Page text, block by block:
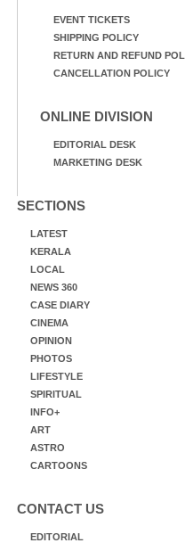
EVENT TICKETS
SHIPPING POLICY
RETURN AND REFUND
CANCELLATION POLICY
ONLINE DIVISION
EDITORIAL DESK
MARKETING DESK
SECTIONS
LATEST
KERALA
LOCAL
NEWS 360
CASE DIARY
CINEMA
OPINION
PHOTOS
LIFESTYLE
SPIRITUAL
INFO+
ART
ASTRO
CARTOONS
CONTACT US
EDITORIAL